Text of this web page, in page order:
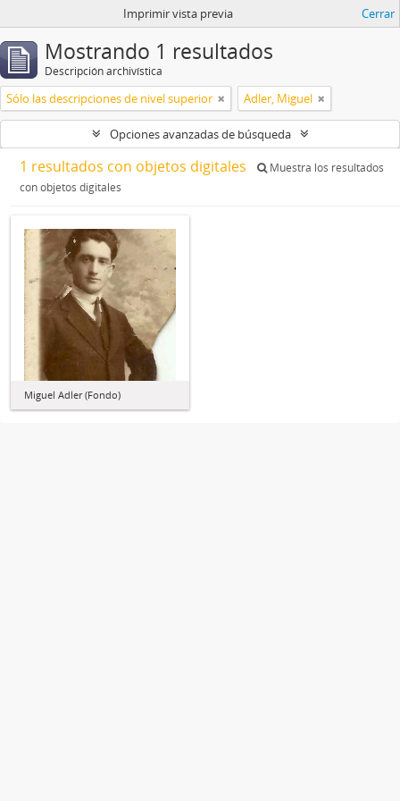
Imprimir vista previa Cerrar
Mostrando 1 resultados
Descripción archivística
Sólo las descripciones de nivel superior Adler, Miguel
Opciones avanzadas de búsqueda
1 resultados con objetos digitales
Muestra los resultados
con objetos digitales
Miguel Adler (Fondo)